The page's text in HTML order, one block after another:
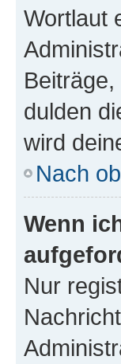
Wortlaut
dulden
wird
Nach
Wenn
Nur